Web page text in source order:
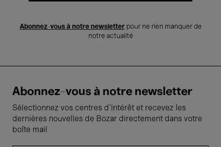
Abonnez-vous à notre newsletterpour ne rien manquer de
notre actualité
Abonnez-vous à notre newsletter
Sélectionnez vos centres d'intérêt et recevez les
dernières nouvelles de Bozar directement dans votre
boîte mail